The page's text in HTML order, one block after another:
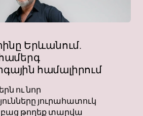
Երևանում.
համալիրում
ու նոր
յուրահատուկ
բաց թողեք տարվա